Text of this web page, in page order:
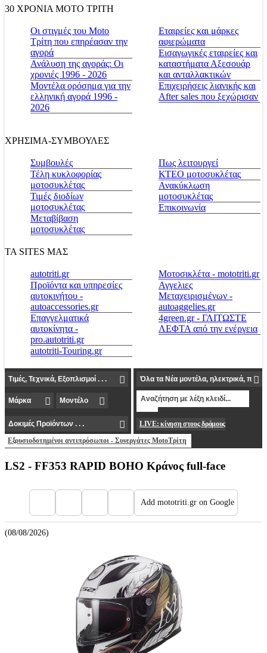
30 ΧΡΟΝΙΑ MOTO ΤΡΙΤΗ
Οι στιγμές του Moto
Τρίτη που επηρέασαν την
αγορά
Ανάλυση της αγοράς: Οι
χρονιές 1996 - 2026
Μοντέλα ορόσημα για την
ελληνική αγορά 1996 -
2026
Εταιρείες και μάρκες
αφιερώματα
Εισαγωγικές εταιρείες και
καταστήματα Αξεσουάρ
και ανταλλακτικών
Επιχειρήσεις λιανικής και
After sales που ξεχώρισαν
ΧΡΗΣΙΜΑ-ΣΥΜΒΟΥΛΕΣ
Συμβουλές
Τέλη κυκλοφορίας
μοτοσυκλέτας
Τιμές διοδίων
μοτοσυκλέτας
Μεταβίβαση
μοτοσυκλέτας
Πως λειτουργεί
ΚΤΕΟ μοτοσυκλέτας
Ανακύκλωση
μοτοσυκλέτας
Επικοινωνία
ΤΑ SITES ΜΑΣ
autotriti.gr
Προϊόντα και υπηρεσίες
αυτοκινήτου -
autoaccessories.gr
Επαγγελματικά
αυτοκίνητα -
pro.autotriti.gr
autotriti-Touring.gr
Μοτοσικλέτα - mototriti.gr
Αγγελιες
Μεταχειρισμένων -
autoaggelies.gr
4green.gr - ΓΛΙΤΩΣΤΕ
ΛΕΦΤΑ από την ενέργεια
LIVE: κίνηση στους δρόμους
Εξουσιοδοτημένοι αντιπρόσωποι - Συνεργάτες MotoΤρίτη
LS2 - FF353 RAPID BOHO Κράνος full-face
Add mototriti.gr on Google
(08/08/2026)